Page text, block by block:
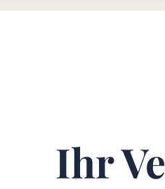
Ihr